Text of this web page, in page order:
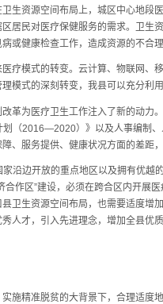
生资源空间布局上，城区中心地段
居民对医疗保健服务的需求。卫生
或健康检查工作，造成资源的不合
模式的转变。云计算、物联网、移
模式的深刻转变，我县可以充分利
为医疗卫生工作注入了新的动力。
（2016—2020）》以及人事编制
、服务提供、健康状况方面的差距
边开放的重点地区以及拥有优越的
合作区”建设，必须在跨合区内开展
卫生资源空间布局，也需要适度增
人才，引入先进理念，增加全县优
精准脱贫的大背景下，合理适度地